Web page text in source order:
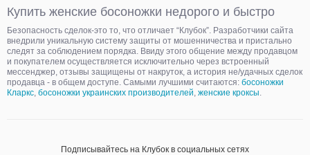
Купить женские босоножки недорого и быстро
Безопасность сделок-это то, что отличает “Клубок”. Разработчики сайта
внедрили уникальную систему защиты от мошенничества и пристально
следят за соблюдением порядка. Ввиду этого общение между продавцом
и покупателем осуществляется исключительно через встроенный
мессенджер, отзывы защищены от накруток, а история не/удачных сделок
продавца - в общем доступе. Самыми лучшими считаются: босоножки
Кларкс, босоножки украинских производителей, женские кроксы.
Подписывайтесь на Клубок в социальных сетях